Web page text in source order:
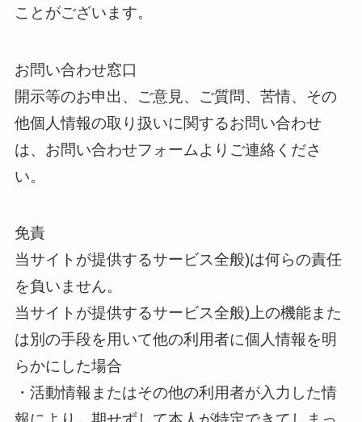
ことがございます。
お問い合わせ窓口
開示等のお申出、ご意見、ご質問、苦情、その
他個人情報の取り扱いに関するお問い合わせ
は、お問い合わせフォームよりご連絡くださ
い。
免責
当サイトが提供するサービス全般)は何らの責任
を負いません。
当サイトが提供するサービス全般)上の機能また
は別の手段を用いて他の利用者に個人情報を明
らかにした場合
・活動情報またはその他の利用者が入力した情